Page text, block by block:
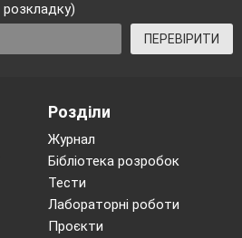
розкладку)
ПЕРЕВІРИТИ
Розділи
Журнал
Бібліотека розробок
Тести
Лабораторні роботи
Проєкти